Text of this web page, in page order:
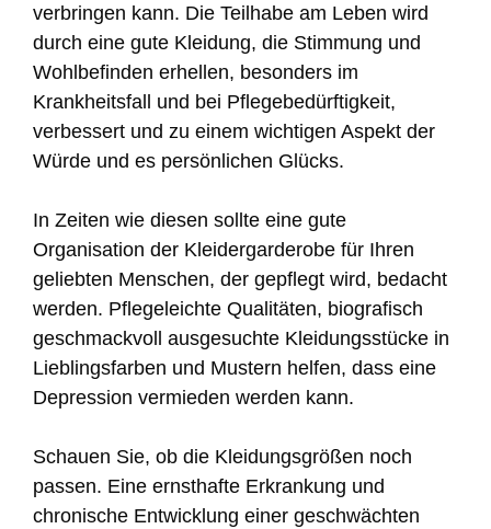
verbringen kann. Die Teilhabe am Leben wird
durch eine gute Kleidung, die Stimmung und
Wohlbefinden erhellen, besonders im
Krankheitsfall und bei Pflegebedürftigkeit,
verbessert und zu einem wichtigen Aspekt der
Würde und es persönlichen Glücks.
In Zeiten wie diesen sollte eine gute
Organisation der Kleidergarderobe für Ihren
geliebten Menschen, der gepflegt wird, bedacht
werden. Pflegeleichte Qualitäten, biografisch
geschmackvoll ausgesuchte Kleidungsstücke in
Lieblingsfarben und Mustern helfen, dass eine
Depression vermieden werden kann.
Schauen Sie, ob die Kleidungsgrößen noch
passen. Eine ernsthafte Erkrankung und
chronische Entwicklung einer geschwächten